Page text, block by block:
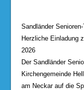
Sandländer
Herzliche Einladung
2026
Der Sandländer
Kirchengemeinde
am Neckar auf die